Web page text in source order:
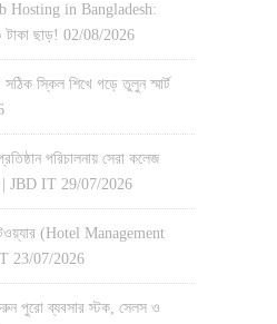
Hosting in Bangladesh:
ছাড়! 02/08/2026
সঠিক স্কিল শিখে গড়ে তুলুন স্মার্ট
পরিচালনায় সেরা কলেজ
| JBD IT 29/07/2026
(Hotel Management
23/07/2026
পুরো ব্যবসার স্টক, সেলস ও